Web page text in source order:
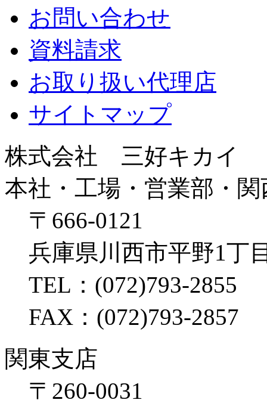
お問い合わせ
資料請求
お取り扱い代理店
サイトマップ
株式会社 三好キカイ
本社・工場・営業部・関
〒666-0121
兵庫県川西市平野1丁
TEL：(072)793-2855
FAX：(072)793-2857
関東支店
〒260-0031